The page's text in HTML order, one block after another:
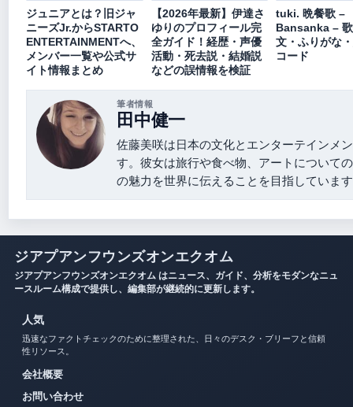
ジュニアとは？旧ジャ
ニーズJr.からSTARTO
ENTERTAINMENTへ、
メンバー一覧や公式サ
イト情報まとめ
【2026年最新】伊達さ
ゆりのプロフィール完
全ガイド！経歴・声優
活動・死去説・結婚説
などの誤情報を検証
tuki. 晩餐歌 –
Bansanka –
文・ふりがな
コード
筆者情報
田中健一
佐藤美咲は日本の文化とエンターテインメ
す。彼女は旅行や食べ物、アートについて
の魅力を世界に伝えることを目指していま
ジアプアンフウンズオンエクオム
ジアプアンフウンズオンエクオム はニュース、ガイド、分析をモダンなニュ
ースルーム構成で提供し、編集部が継続的に更新します。
人気
迅速なファクトチェックのために整理された、日々のデスク・ブリーフと信頼
性リソース。
会社概要
お問い合わせ